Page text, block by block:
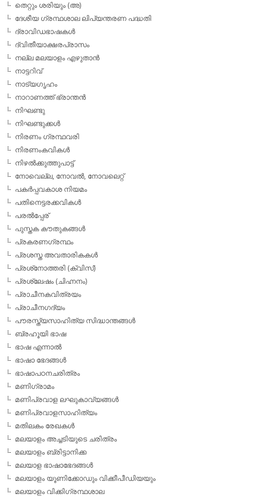
തെറ്റും ശരിയും (അ)
ദേശീയ ഗ്രന്ഥശാല ലിപ്യന്തരണ പദ്ധതി
ദ്രാവിഡഭാഷകള്‍
ദ്വിതീയാക്ഷരപ്രാസം
നല്ല മലയാളം എഴുതാന്‍
നാട്ടറിവ്
നാട്യഗൃഹം
നാറാണത്ത് ഭ്രാന്തന്‍
നിഘണ്ടു
നിഘണ്ടുക്കള്‍
നിരണം ഗ്രന്ഥവരി
നിരണംകവികള്‍
നിഴല്‍ക്കുത്തുപാട്ട്
നോവെല്ല, നോവല്‍, നോവലെറ്റ്
പകര്‍പ്പവകാശ നിയമം
പതിനെട്ടരക്കവികള്‍
പരല്‍പ്പേര്
പുസ്തക കൗതുകങ്ങള്‍
പ്രകരണഗ്രന്ഥം
പ്രശസ്ത അവതാരികകള്‍
പ്രശ്‌നോത്തരി (ക്വിസ്)
പ്രശ്ലേഷം (ചിഹ്നനം)
പ്രാചീനകവിത്രയം
പ്രാചീനഗദ്യം
പൗരസ്ത്യസാഹിത്യ സിദ്ധാന്തങ്ങള്‍
ബ്രഹൂയി ഭാഷ
ഭാഷ എന്നാല്‍
ഭാഷാ ഭേദങ്ങള്‍
ഭാഷാപഠനചരിത്രം
മണിഗ്രാമം
മണിപ്രവാള ലഘുകാവ്യങ്ങള്‍
മണിപ്രവാളസാഹിത്യം
മതിലകം രേഖകള്‍
മലയാളം അച്ചടിയുടെ ചരിത്രം
മലയാളം ബ്രിട്ടാനിക്ക
മലയാള ഭാഷാഭേദങ്ങള്‍
മലയാളം യൂണിക്കോഡും വിക്കീപീഡിയയും
മലയാളം വിക്കിഗ്രന്ഥശാല